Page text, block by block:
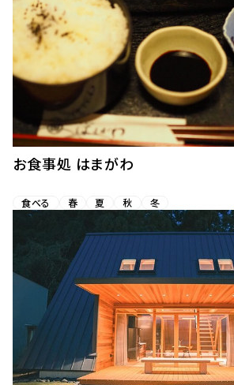
お食事処 はまがわ
食べる 春 夏 秋 冬